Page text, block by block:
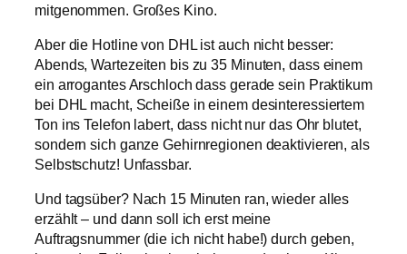
mitgenommen. Großes Kino.
Aber die Hotline von DHL ist auch nicht besser:
Abends, Wartezeiten bis zu 35 Minuten, dass einem
ein arrogantes Arschloch dass gerade sein Praktikum
bei DHL macht, Scheiße in einem desinteressiertem
Ton ins Telefon labert, dass nicht nur das Ohr blutet,
sondern sich ganze Gehirnregionen deaktivieren, als
Selbstschutz! Unfassbar.
Und tagsüber? Nach 15 Minuten ran, wieder alles
erzählt – und dann soll ich erst meine
Auftragsnummer (die ich nicht habe!) durch geben,